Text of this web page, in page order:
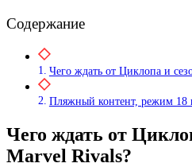
Содержание
Чего ждать от Циклопа и
Пляжный контент, режим 18
Чего ждать от
Marvel Rivals?